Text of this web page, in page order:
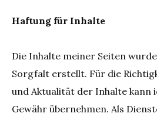
Haftung für Inhalte
Die Inhalte meiner Seiten
Sorgfalt erstellt. Für die
und Aktualität der Inhalte kann
Gewähr übernehmen. Als